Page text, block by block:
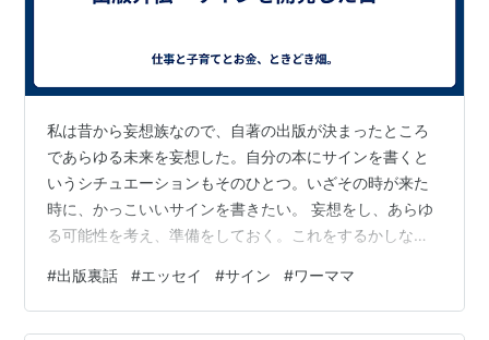
私は昔から妄想族なので、自著の出版が決まったところ
であらゆる未来を妄想した。自分の本にサインを書くと
いうシチュエーションもそのひとつ。いざその時が来た
時に、かっこいいサインを書きたい。 妄想をし、あらゆ
る可能性を考え、準備をしておく。これをするかしない
ャンスをちゃんと活かせるかどうかに大きな影響があ
る。というのはそれらしい後付けの理屈で、やっぱり妄
#出版裏話 #エッセイ #サイン #ワーママ